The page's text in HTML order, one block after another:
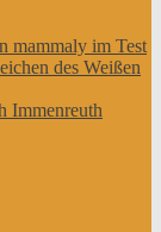
mammaly im Test
des Weißen
Immenreuth